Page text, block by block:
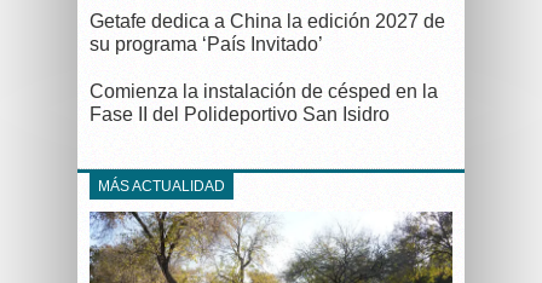
Getafe dedica a China la edición 2027 de
su programa ‘País Invitado’
Comienza la instalación de césped en la
Fase II del Polideportivo San Isidro
MÁS ACTUALIDAD